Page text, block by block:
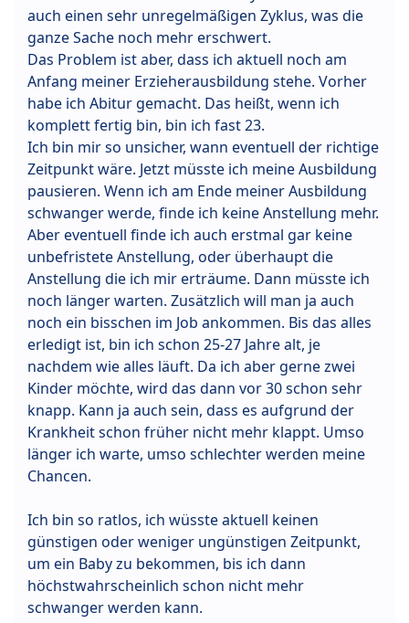
auch einen sehr unregelmäßigen Zyklus, was die
ganze Sache noch mehr erschwert.
Das Problem ist aber, dass ich aktuell noch am
Anfang meiner Erzieherausbildung stehe. Vorher
habe ich Abitur gemacht. Das heißt, wenn ich
komplett fertig bin, bin ich fast 23.
Ich bin mir so unsicher, wann eventuell der richtige
Zeitpunkt wäre. Jetzt müsste ich meine Ausbildung
pausieren. Wenn ich am Ende meiner Ausbildung
schwanger werde, finde ich keine Anstellung mehr.
Aber eventuell finde ich auch erstmal gar keine
unbefristete Anstellung, oder überhaupt die
Anstellung die ich mir erträume. Dann müsste ich
noch länger warten. Zusätzlich will man ja auch
noch ein bisschen im Job ankommen. Bis das alles
erledigt ist, bin ich schon 25-27 Jahre alt, je
nachdem wie alles läuft. Da ich aber gerne zwei
Kinder möchte, wird das dann vor 30 schon sehr
knapp. Kann ja auch sein, dass es aufgrund der
Krankheit schon früher nicht mehr klappt. Umso
länger ich warte, umso schlechter werden meine
Chancen.
Ich bin so ratlos, ich wüsste aktuell keinen
günstigen oder weniger ungünstigen Zeitpunkt,
um ein Baby zu bekommen, bis ich dann
höchstwahrscheinlich schon nicht mehr
schwanger werden kann.